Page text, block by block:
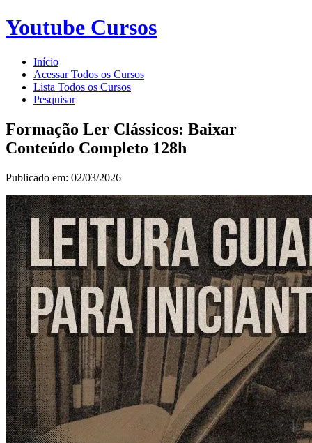
Youtube Cursos
Início
Acessar Todos os Cursos
Lista Todos os Cursos
Pesquisar
Formação Ler Clássicos: Baixar
Conteúdo Completo 128h
Publicado em: 02/03/2026